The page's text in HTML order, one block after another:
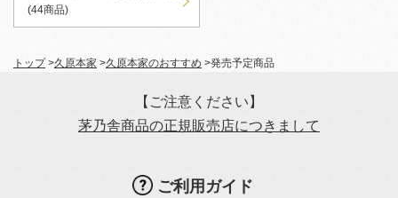
(44商品)
トップ>久原本家 >久原本家のおすすめ >発売予定商品
【ご注意ください】
茅乃舎商品の正規販売店につきまして
ご利用ガイド